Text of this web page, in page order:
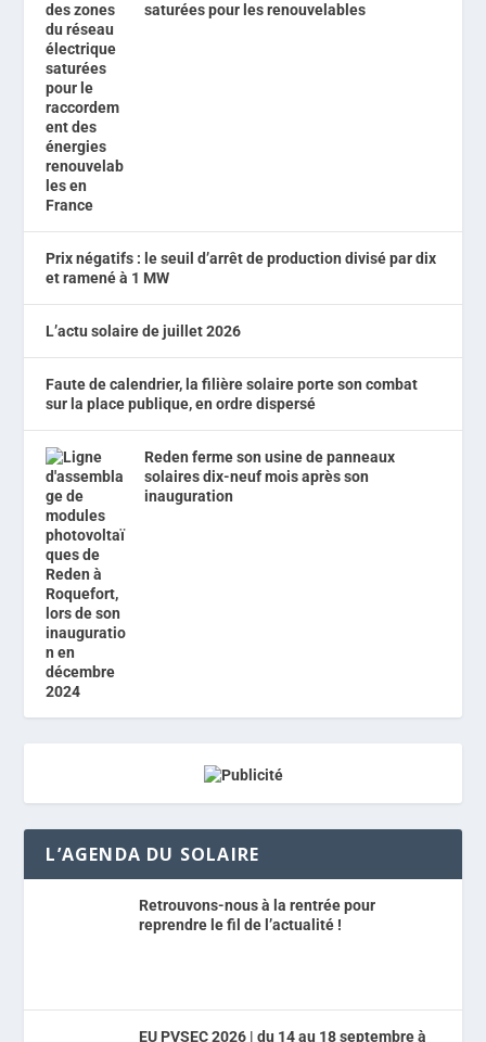
saturées pour les renouvelables
Prix négatifs : le seuil d’arrêt de production divisé par dix
et ramené à 1 MW
L’actu solaire de juillet 2026
Faute de calendrier, la filière solaire porte son combat
sur la place publique, en ordre dispersé
Reden ferme son usine de panneaux
solaires dix-neuf mois après son
inauguration
L’AGENDA DU SOLAIRE
Retrouvons-nous à la rentrée pour
reprendre le fil de l’actualité !
EU PVSEC 2026 | du 14 au 18 septembre à